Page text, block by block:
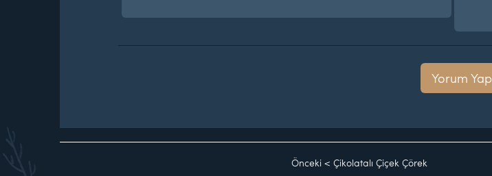
Yorum Yap
Önceki < Çikolatalı Çiçek Çörek